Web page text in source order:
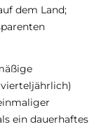
dem Land;
ein dauerhaftes